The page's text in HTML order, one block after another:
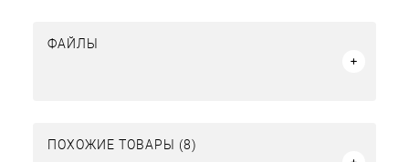
ФАЙЛЫ
ПОХОЖИЕ ТОВАРЫ (8)